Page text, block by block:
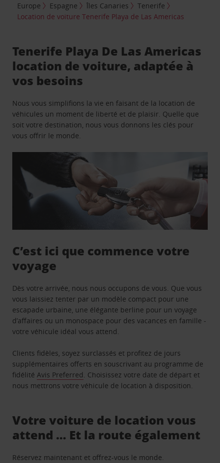
Europe
Espagne Îles Canaries
Tenerife
Location de voiture Tenerife Playa de Las Americas
Tenerife Playa De Las Americas
location de voiture, adaptée à
vos besoins
Nous vous simplifions la vie en faisant de la location de
véhicules un moment de liberté et de plaisir. Quelle que
soit votre destination, nous vous donnons les clés pour
vous offrir le monde.
C’est ici que commence votre
voyage
Dès votre arrivée, nous nous occupons de vous. Que vous
vous laissiez tenter par un modèle compact pour une
escapade urbaine, une élégante berline pour un voyage
d’affaires ou un monospace pour des vacances en famille -
votre véhicule idéal vous attend.
Clients fidèles, soyez surclassés et profitez de jours
supplémentaires offerts en souscrivant au programme de
fidélitéAvis Preferred. Choisissez votre date de départ et
nous mettrons votre véhicule de location à disposition.
Votre voiture de location vous
attend … Et la route également
Réservez maintenant et offrez-vous le monde.